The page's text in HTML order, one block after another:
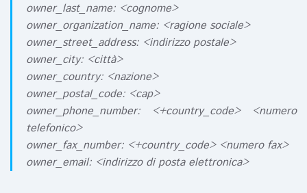
owner_last_name: <cognome>
owner_organization_name: <ragione sociale>
owner_street_address: <indirizzo postale>
owner_city: <città>
owner_country: <nazione>
owner_postal_code: <cap>
owner_phone_number: <+country_code> <numero
telefonico>
owner_fax_number: <+country_code> <numero fax>
owner_email: <indirizzo di posta elettronica>